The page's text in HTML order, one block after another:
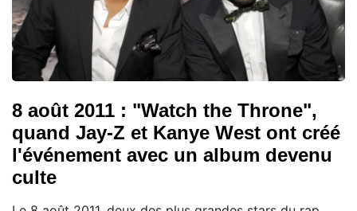
8 août 2011 : "Watch the Throne",
quand Jay-Z et Kanye West ont créé
l'événement avec un album devenu
culte